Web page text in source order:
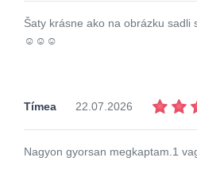
Šaty krásne ako na obrázku sadli
☺️☺️☺️
Tímea 22.07.2026
Nagyon gyorsan megkaptam.1